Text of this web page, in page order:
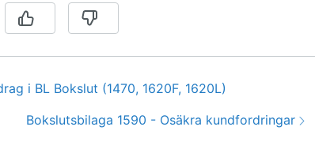
i BL Bokslut (1470, 1620F, 1620L)
Nästa:
Bokslutsbilaga 1590 - Osäkra kundfordringar